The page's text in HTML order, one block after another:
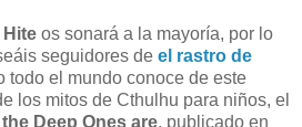
Hite os sonará a la mayoría, por lo
seguidores de el rastro de
todo el mundo conoce de este
los mitos de Cthulhu para niños, el
Deep Ones are, publicado en